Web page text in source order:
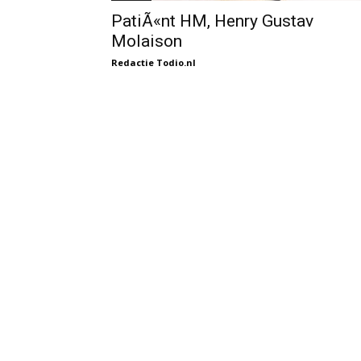
PatiÃ«nt HM, Henry Gustav
Molaison
Redactie Todio.nl